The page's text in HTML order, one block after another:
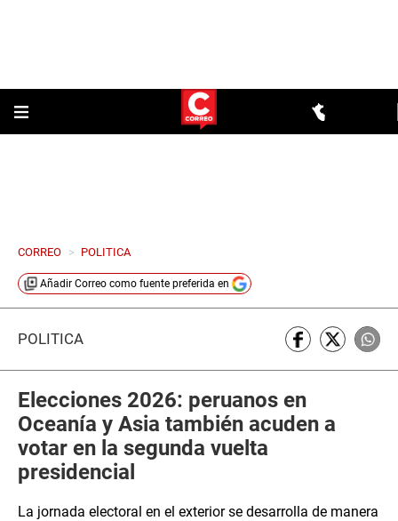
CORREO > POLITICA
Añadir Correo como fuente preferida en
POLÍTICA
Elecciones 2026: peruanos en
Oceanía y Asia también acuden a
votar en la segunda vuelta
presidencial
La jornada electoral en el exterior se desarrolla de manera